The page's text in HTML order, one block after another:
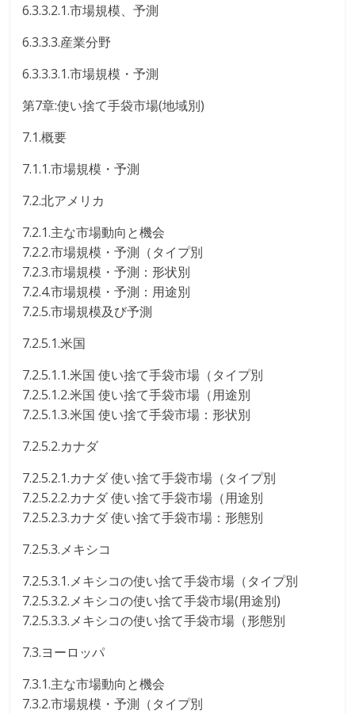
6.3.3.2.1.市場規模、予測
6.3.3.3.産業分野
6.3.3.3.1.市場規模・予測
第7章:使い捨て手袋市場(地域別)
7.1.概要
7.1.1.市場規模・予測
7.2.北アメリカ
7.2.1.主な市場動向と機会
7.2.2.市場規模・予測（タイプ別
7.2.3.市場規模・予測：形状別
7.2.4.市場規模・予測：用途別
7.2.5.市場規模及び予測
7.2.5.1.米国
7.2.5.1.1.米国 使い捨て手袋市場（タイプ別
7.2.5.1.2.米国 使い捨て手袋市場（用途別
7.2.5.1.3.米国 使い捨て手袋市場：形状別
7.2.5.2.カナダ
7.2.5.2.1.カナダ 使い捨て手袋市場（タイプ別
7.2.5.2.2.カナダ 使い捨て手袋市場（用途別
7.2.5.2.3.カナダ 使い捨て手袋市場：形態別
7.2.5.3.メキシコ
7.2.5.3.1.メキシコの使い捨て手袋市場（タイプ別
7.2.5.3.2.メキシコの使い捨て手袋市場(用途別)
7.2.5.3.3.メキシコの使い捨て手袋市場（形態別
7.3.ヨーロッパ
7.3.1.主な市場動向と機会
7.3.2.市場規模・予測（タイプ別